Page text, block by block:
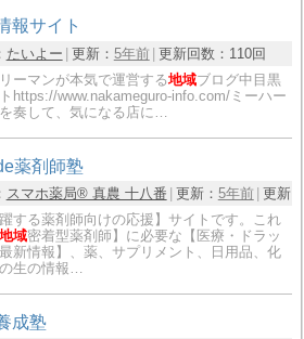
報サイト
たいよー 更新： 5年前 更新回数： 110回
ーマンが本気で運営する地域ブログ中目黒
https://www.nakameguro-info.com/ミーハー
奏して、気になる店に…
薬剤師塾
スマホ薬局®︎ 真農 十八番 更新： 5年前 更新
する薬剤師向けの応援】サイトです。これ
地域密着型薬剤師】に必要な【医療・ドラッ
新情報】、薬、サプリメント、日用品、化
生の情報…
成塾